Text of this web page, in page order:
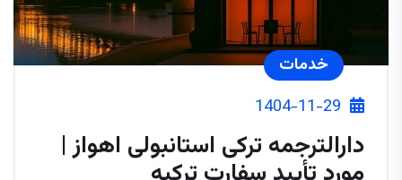
خدمات
1404-11-29
دارالترجمه ترکی استانبولی اهواز |